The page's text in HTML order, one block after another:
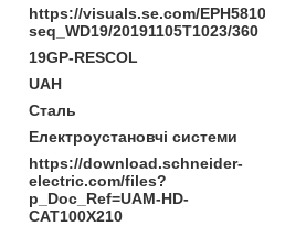
https://visuals.se.com/
seq_WD19/20191105T1023/360
19GP-RESCOL
UAH
Сталь
Електроустановчі системи
https://download.schneider-
electric.com/files?
p_Doc_Ref=UAM-HD-
CAT100X210